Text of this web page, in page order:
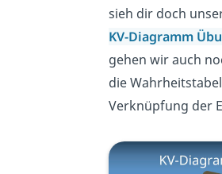
sieh dir doch
KV-Diagramm
gehen wir auch
die
Verknüpfung der